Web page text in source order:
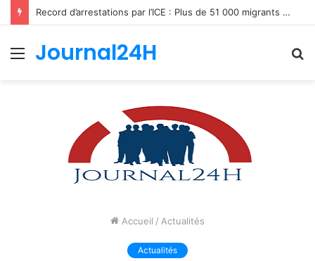
Record d’arrestations par l’ICE : Plus de 51 000 migrants interpellés en un mois aux États-Unis
Menu
Journal24H
Accueil / Actualités
Actualités